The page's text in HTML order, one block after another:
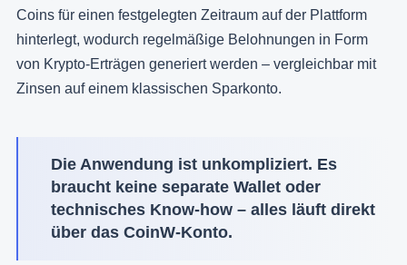
Coins für einen festgelegten Zeitraum auf der Plattform
hinterlegt, wodurch regelmäßige Belohnungen in Form
von Krypto-Erträgen generiert werden – vergleichbar mit
Zinsen auf einem klassischen Sparkonto.
Die Anwendung ist unkompliziert. Es
braucht keine separate Wallet oder
technisches Know-how – alles läuft direkt
über das CoinW-Konto.